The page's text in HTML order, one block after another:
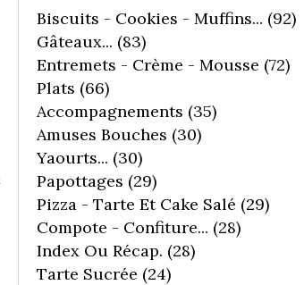
Biscuits - Cookies - Muffins... (92)
Gâteaux... (83)
Entremets - Crème - Mousse (72)
Plats (66)
Accompagnements (35)
Amuses Bouches (30)
Yaourts... (30)
Papottages (29)
Pizza - Tarte Et Cake Salé (29)
Compote - Confiture... (28)
Index Ou Récap. (28)
Tarte Sucrée (24)